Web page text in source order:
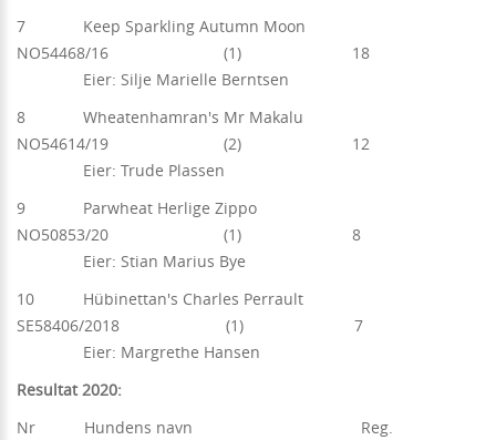
7 Keep Sparkling Autumn Moon
NO54468/16 (1) 18
Eier: Silje Marielle Berntsen
8 Wheatenhamran's Mr Makalu
NO54614/19 (2) 12
Eier: Trude Plassen
9 Parwheat Herlige Zippo
NO50853/20 (1) 8
Eier: Stian Marius Bye
10 Hübinettan's Charles Perrault
SE58406/2018 (1) 7
Eier: Margrethe Hansen
Resultat 2020:
Nr Hundens navn Reg.